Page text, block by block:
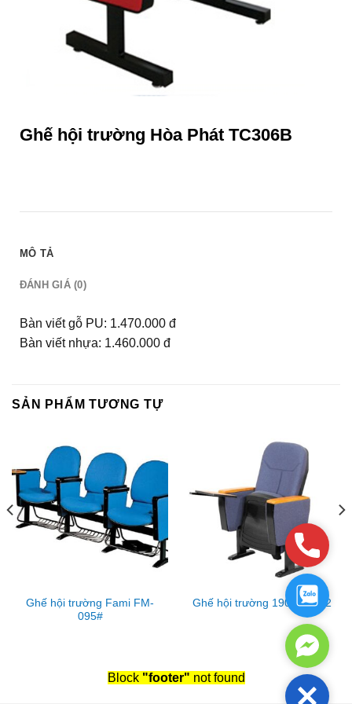
Ghế hội trường Hòa Phát TC306B
MÔ TẢ
ĐÁNH GIÁ (0)
Bàn viết gỗ PU: 1.470.000 đ
Bàn viết nhựa: 1.460.000 đ
SẢN PHẨM TƯƠNG TỰ
Ghế hội trường Fami FM-
095#
Ghế hội trường 190 HT01-2
Block "footer" not found
Phone
Zalo
Close